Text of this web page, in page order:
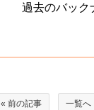
過去のバック
« 前の記事 一覧へ